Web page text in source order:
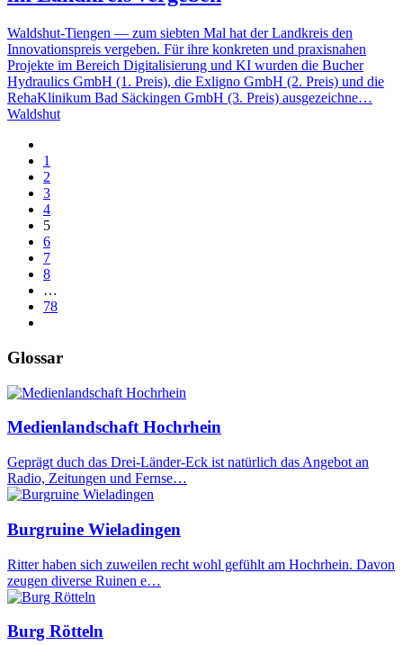
Waldshut-Tiengen — zum siebten Mal hat der Landkreis den
Innovationspreis vergeben. Für ihre konkreten und praxisnahen
Projekte im Bereich Digitalisierung und KI wurden die Bucher
Hydraulics GmbH (1. Preis), die Exligno GmbH (2. Preis) und die
RehaKlinikum Bad Säckingen GmbH (3. Preis) ausgezeichne…
Waldshut
1
2
3
4
5
6
7
8
…
78
Glossar
Medienlandschaft Hochrhein
Geprägt duch das Drei-Länder-Eck ist natürlich das Angebot an
Radio, Zeitungen und Fernse…
Burgruine Wieladingen
Ritter haben sich zuweilen recht wohl gefühlt am Hochrhein. Davon
zeugen diverse Ruinen e…
Burg Rötteln